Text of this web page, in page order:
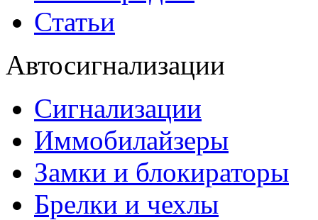
Статьи
Автосигнализации
Сигнализации
Иммобилайзеры
Замки и блокираторы
Брелки и чехлы